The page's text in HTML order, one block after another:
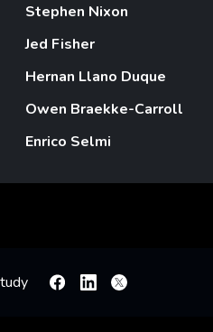
Stephen Nixon
Jed Fisher
Hernan Llano Duque
Owen Braekke-Carroll
Enrico Selmi
FacebookLinkedin
X